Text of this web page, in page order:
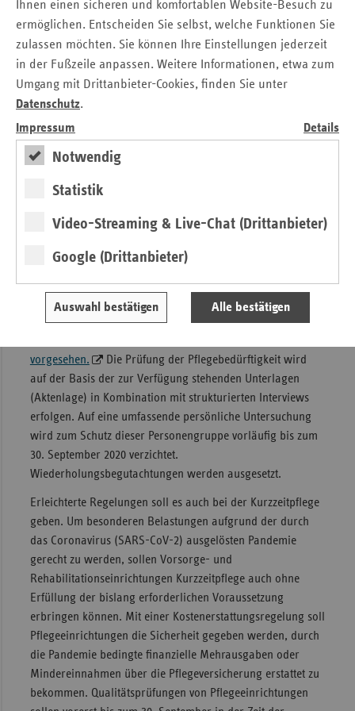
Ihnen einen sicheren und komfortablen Website-Besuch zu
ermöglichen. Entscheiden Sie selbst, welche Funktionen Sie
zulassen möchten. Sie können Ihre Einstellungen jederzeit
in der Fußzeile anpassen. Weitere Informationen, etwa zum
Umgang mit Drittanbieter-Cookies, finden Sie unter
Datenschutz.
Impressum
Details
Notwendig
Statistik
Video-Streaming & Live-Chat (Drittanbieter)
Google (Drittanbieter)
Auswahl bestätigen Alle bestätigen
Ausgleichszahlungen von den Krankenkassen bekommen.
Zusätzlich bekommen die Kassenärztlichen Vereinigungen
(KVen) die Kosten für „Schwerpunktambulanzen“ erstattet,
wenn diese errichtet werden, um Patientinnen und
Patienten mit Atemwegserkrankungen von den Patienten
Ansteckungsgefahr zu minimieren. Die Terminservicestellen
der KVen sollen personell ausgebaut und zusätzliche Kosten
Servicenummer 116 117 zusätzlich vergütet werden. Elsner:
Patienten mit leichten Verdachts- und Erkrankungsfällen.
Dies ist eine enorme Herausforderung für die
vertragsärztliche Versorgung.“
Maßnahmen im pflegerischen Bereich
vorgesehen.
Die Prüfung der Pflegebedürftigkeit wird
auf der Basis der zur Verfügung stehenden Unterlagen
(Aktenlage) in Kombination mit strukturierten Interviews
erfolgen. Auf eine umfassende persönliche Untersuchung
wird zum Schutz dieser Personengruppe vorläufig bis zum
30. September 2020 verzichtet.
Wiederholungsbegutachtungen werden ausgesetzt.
Erleichterte Regelungen soll es auch bei der Kurzzeitpflege
geben. Um besonderen Belastungen aufgrund der durch
das Coronavirus (SARS-CoV-2) ausgelösten Pandemie
gerecht zu werden, sollen Vorsorge- und
Rehabilitationseinrichtungen Kurzzeitpflege auch ohne
Erfüllung der bislang erforderlichen Voraussetzung
erbringen können. Mit einer Kostenerstattungsregelung soll
Pflegeeinrichtungen die Sicherheit gegeben werden, durch
die Pandemie bedingte finanzielle Mehrausgaben oder
Mindereinnahmen über die Pflegeversicherung erstattet zu
bekommen. Qualitätsprüfungen von Pflegeeinrichtungen